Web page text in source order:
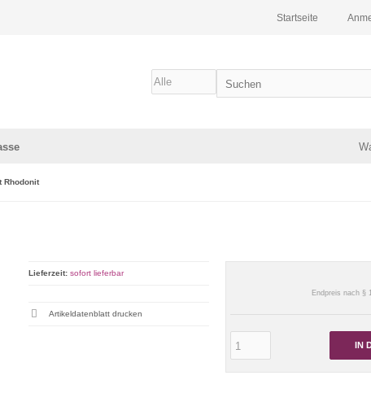
Startseite
Rhodonit
Endpreis nach §
IN
Lieferzeit: sofort lieferbar
Artikeldatenblatt drucken